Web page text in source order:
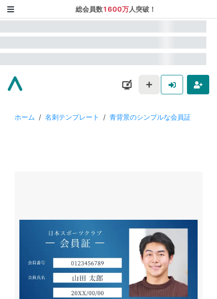
総会員数1600万人突破！
ホーム / 名刺テンプレート / 青背景のシンプルな会員証